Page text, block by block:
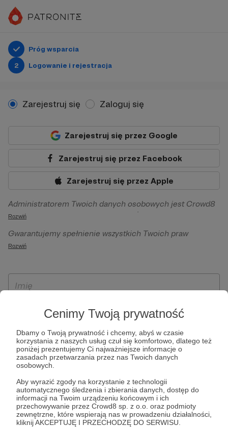
Cenimy Twoją prywatność
Dbamy o Twoją prywatność i chcemy, abyś w czasie
korzystania z naszych usług czuł się komfortowo, dlatego też
poniżej prezentujemy Ci najważniejsze informacje o
zasadach przetwarzania przez nas Twoich danych
osobowych.
Aby wyrazić zgody na korzystanie z technologii
automatycznego śledzenia i zbierania danych, dostęp do
informacji na Twoim urządzeniu końcowym i ich
przechowywanie przez Crowd8 sp. z o.o. oraz podmioty
zewnętrzne, które wspierają nas w prowadzeniu działalności,
kliknij AKCEPTUJĘ I PRZECHODZĘ DO SERWISU.
Próg wsparcia
2
Logowanie i rejestracja
Zarejestruj się Zaloguj się
Zarejestruj się przez Google
Zarejestruj się przez Facebook
Zarejestruj się przez Apple
Administratorem Twoich danych osobowych jest Crowd8
sp. z o.o. z siedziba w Warszawie, ul. Żwirki i Wigury 16, 02-
092 Warszawa. Twoje dane osobowe będą przetwarzane w
szczególności w celu wykonania umowy zawartej z Tobą, w
Patronite.pl, w tym możliwości dokonywania oraz
otrzymywania wsparcia na naszej platformie oraz
Rozwiń
Gwarantujemy spełnienie wszystkich Twoich praw
wynikających z ogólnego rozporządzenia o ochronie
ich przenoszenia, niepodlegania zautomatyzowanemu
wyrażenia sprzeciwu wobec przetwarzania Twoich danych
osobowych. Rejestracja dla osób niepełnoletnich możliwa
jest po przekazaniu podpisanego formularza "Zgodna na
założenie konta przez osobę niepełnoletnią", formularz
dostępny jest na stronie regulaminu Patronite.pl.
Rozwiń